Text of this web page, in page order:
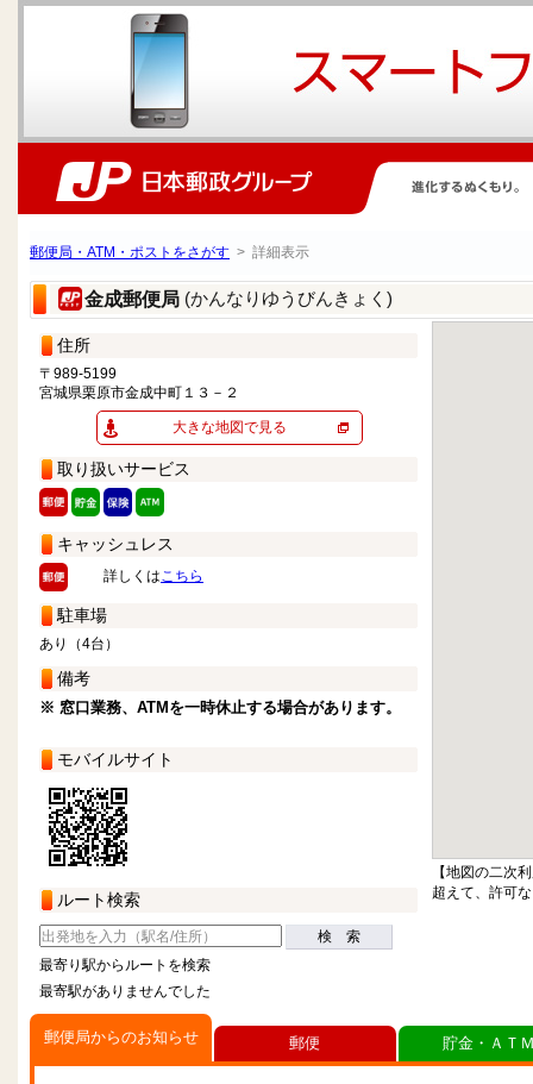
郵便局・ATM・ポストをさがす > 詳細表示
金成郵便局 (かんなりゆうびんきょく)
住所
〒989-5199
宮城県栗原市金成中町１３－２
大きな地図で見る
取り扱いサービス
キャッシュレス
詳しくはこちら
駐車場
あり（4台）
備考
※ 窓口業務、ATMを一時休止する場合があります。
モバイルサイト
ルート検索
検 索
最寄り駅からルートを検索
最寄駅がありませんでした
【地図の二次
超えて、許可
郵便局からのお知らせ 郵便 貯金・ＡＴ